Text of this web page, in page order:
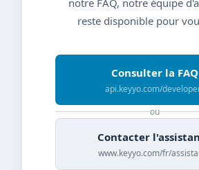
notre FAQ, notre équipe
reste disponible pour
Consulter la FAQ
api.keyyo.com/
ou
Contacter
www.keyyo.com/fr/